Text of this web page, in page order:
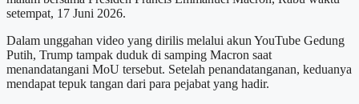
setempat, 17 Juni 2026.
Dalam unggahan video yang dirilis melalui akun YouTube Gedung
Putih, Trump tampak duduk di samping Macron saat
menandatangani MoU tersebut. Setelah penandatanganan, keduanya
mendapat tepuk tangan dari para pejabat yang hadir.